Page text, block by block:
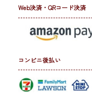
Web決済・QRコード決済
コンビニ後払い